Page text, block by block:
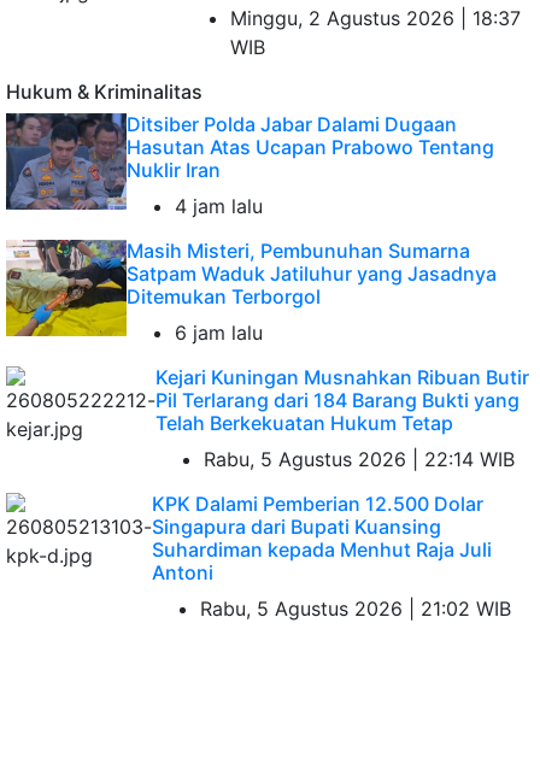
Minggu, 2 Agustus 2026 | 18:37
WIB
Hukum & Kriminalitas
Ditsiber Polda Jabar Dalami Dugaan
Hasutan Atas Ucapan Prabowo Tentang
Nuklir Iran
4 jam lalu
Masih Misteri, Pembunuhan Sumarna
Satpam Waduk Jatiluhur yang Jasadnya
Ditemukan Terborgol
6 jam lalu
Kejari Kuningan Musnahkan Ribuan Butir
Pil Terlarang dari 184 Barang Bukti yang
Telah Berkekuatan Hukum Tetap
Rabu, 5 Agustus 2026 | 22:14 WIB
KPK Dalami Pemberian 12.500 Dolar
Singapura dari Bupati Kuansing
Suhardiman kepada Menhut Raja Juli
Antoni
Rabu, 5 Agustus 2026 | 21:02 WIB